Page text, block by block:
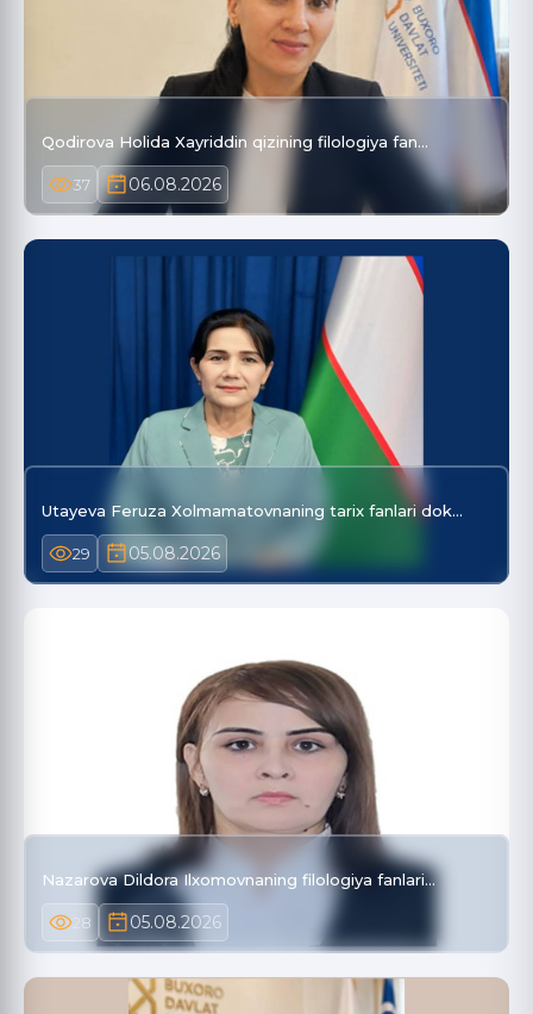
Qodirova Holida Xayriddin qizining filologiya fan…
37 06.08.2026
Utayeva Feruza Xolmamatovnaning tarix fanlari dok…
29 05.08.2026
Nazarova Dildora Ilxomovnaning filologiya fanlari…
28 05.08.2026